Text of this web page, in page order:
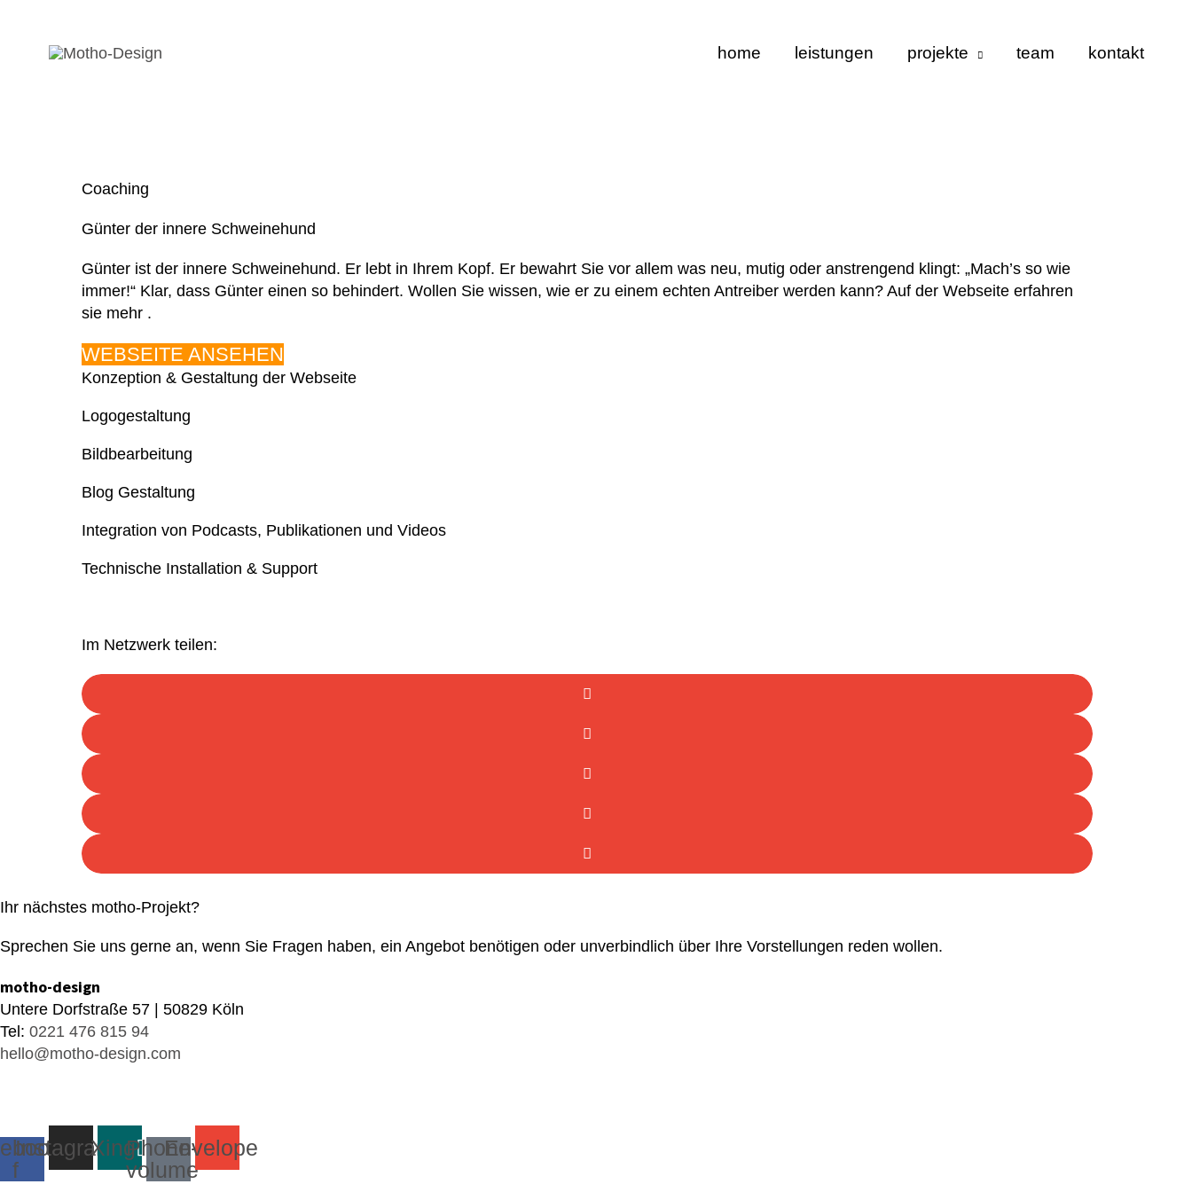
springen
home leistungen projekte team kontakt
Coaching
Günter der innere Schweinehund
Günter ist der innere Schweinehund. Er lebt in Ihrem Kopf. Er bewahrt Sie vor allem was neu, mutig oder anstrengend klingt: „Mach’s so wie
immer!“ Klar, dass Günter einen so behindert. Wollen Sie wissen, wie er zu einem echten Antreiber werden kann? Auf der Webseite erfahren
sie mehr .
WEBSEITE ANSEHEN
Konzeption & Gestaltung der Webseite
Logogestaltung
Bildbearbeitung
Blog Gestaltung
Integration von Podcasts, Publikationen und Videos
Technische Installation & Support
Im Netzwerk teilen:
Ihr nächstes motho-Projekt?
Sprechen Sie uns gerne an, wenn Sie Fragen haben, ein Angebot benötigen oder unverbindlich über Ihre Vorstellungen reden wollen.
motho-design
Untere Dorfstraße 57 | 50829 Köln
Tel: 0221 476 815 94
hello@motho-design.com
f
InstagramXingPhone-
volume
Envelope